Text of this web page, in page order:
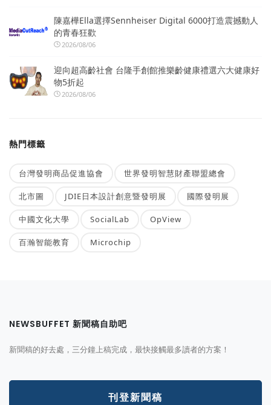
陳嘉樺Ella選擇Sennheiser Digital 6000打造震撼動人
的青春狂歡
2026/08/06
迎向超高齡社會 台隆手創館推樂齡健康禮選六大健康好
物5折起
2026/08/06
熱門標籤
台灣發明商品促進協會 世界發明智慧財產聯盟總會
北市圖 JDIE日本設計創意暨發明展 國際發明展
中國文化大學 SocialLab OpView
百瀚智能教育 Microchip
NEWSBUFFET 新聞稿自助吧
新聞稿的好去處，三分鐘上稿完成，最快接觸最多讀者的方案！
刊登新聞稿